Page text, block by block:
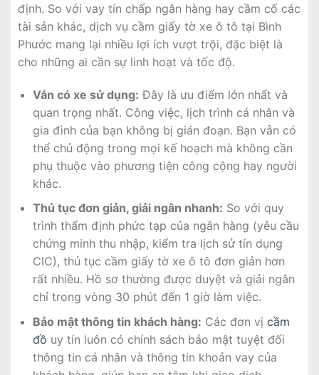
định. So với vay tín chấp ngân hàng hay cầm cố các
tài sản khác, dịch vụ cầm giấy tờ xe ô tô tại Bình
Phước mang lại nhiều lợi ích vượt trội, đặc biệt là
cho những ai cần sự linh hoạt và tốc độ.
Vẫn có xe sử dụng: Đây là ưu điểm lớn nhất và
quan trọng nhất. Công việc, lịch trình cá nhân và
gia đình của bạn không bị gián đoạn. Bạn vẫn có
thể chủ động trong mọi kế hoạch mà không cần
phụ thuộc vào phương tiện công cộng hay người
khác.
Thủ tục đơn giản, giải ngân nhanh: So với quy
trình thẩm định phức tạp của ngân hàng (yêu cầu
chứng minh thu nhập, kiểm tra lịch sử tín dụng
CIC), thủ tục cầm giấy tờ xe ô tô đơn giản hơn
rất nhiều. Hồ sơ thường được duyệt và giải ngân
chỉ trong vòng 30 phút đến 1 giờ làm việc.
Bảo mật thông tin khách hàng: Các đơn vị cầm
đồ uy tín luôn có chính sách bảo mật tuyệt đối
thông tin cá nhân và thông tin khoản vay của